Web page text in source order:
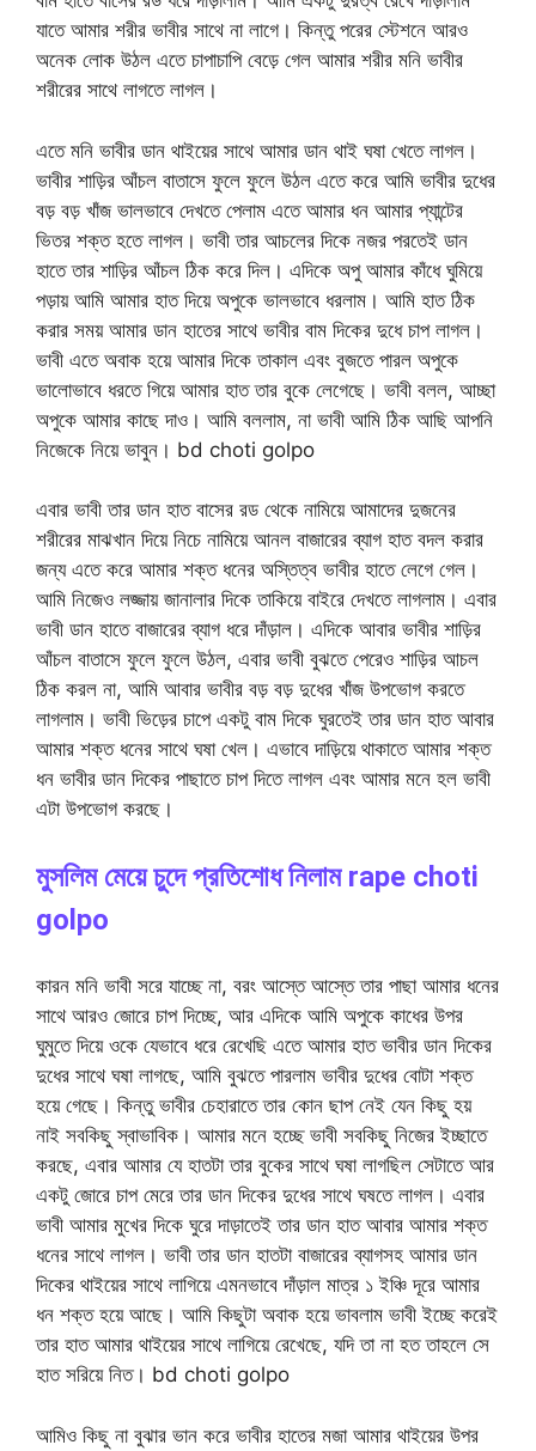
যাতে আমার শরীর ভাবীর সাথে না লাগে। কিন্তু পরের স্টেশনে আরও
অনেক লোক উঠল এতে চাপাচাপি বেড়ে গেল আমার শরীর মনি ভাবীর
শরীরের সাথে লাগতে লাগল।
এতে মনি ভাবীর ডান থাইয়ের সাথে আমার ডান থাই ঘষা খেতে লাগল।
ভাবীর শাড়ির আঁচল বাতাসে ফুলে ফুলে উঠল এতে করে আমি ভাবীর দুধের
বড় বড় খাঁজ ভালভাবে দেখতে পেলাম এতে আমার ধন আমার প্যান্টের
ভিতর শক্ত হতে লাগল। ভাবী তার আচলের দিকে নজর পরতেই ডান
হাতে তার শাড়ির আঁচল ঠিক করে দিল। এদিকে অপু আমার কাঁধে ঘুমিয়ে
পড়ায় আমি আমার হাত দিয়ে অপুকে ভালভাবে ধরলাম। আমি হাত ঠিক
করার সময় আমার ডান হাতের সাথে ভাবীর বাম দিকের দুধে চাপ লাগল।
ভাবী এতে অবাক হয়ে আমার দিকে তাকাল এবং বুজতে পারল অপুকে
ভালোভাবে ধরতে গিয়ে আমার হাত তার বুকে লেগেছে। ভাবী বলল, আচ্ছা
অপুকে আমার কাছে দাও। আমি বললাম, না ভাবী আমি ঠিক আছি আপনি
নিজেকে নিয়ে ভাবুন। bd choti golpo
এবার ভাবী তার ডান হাত বাসের রড থেকে নামিয়ে আমাদের দুজনের
শরীরের মাঝখান দিয়ে নিচে নামিয়ে আনল বাজারের ব্যাগ হাত বদল করার
জন্য এতে করে আমার শক্ত ধনের অস্তিত্ব ভাবীর হাতে লেগে গেল।
আমি নিজেও লজ্জায় জানালার দিকে তাকিয়ে বাইরে দেখতে লাগলাম। এবার
ভাবী ডান হাতে বাজারের ব্যাগ ধরে দাঁড়াল। এদিকে আবার ভাবীর শাড়ির
আঁচল বাতাসে ফুলে ফুলে উঠল, এবার ভাবী বুঝতে পেরেও শাড়ির আচল
ঠিক করল না, আমি আবার ভাবীর বড় বড় দুধের খাঁজ উপভোগ করতে
লাগলাম। ভাবী ভিড়ের চাপে একটু বাম দিকে ঘুরতেই তার ডান হাত আবার
আমার শক্ত ধনের সাথে ঘষা খেল। এভাবে দাড়িয়ে থাকাতে আমার শক্ত
ধন ভাবীর ডান দিকের পাছাতে চাপ দিতে লাগল এবং আমার মনে হল ভাবী
এটা উপভোগ করছে।
মুসলিম মেয়ে চুদে প্রতিশোধ নিলাম rape choti
golpo
কারন মনি ভাবী সরে যাচ্ছে না, বরং আস্তে আস্তে তার পাছা আমার ধনের
সাথে আরও জোরে চাপ দিচ্ছে, আর এদিকে আমি অপুকে কাধের উপর
ঘুমুতে দিয়ে ওকে যেভাবে ধরে রেখেছি এতে আমার হাত ভাবীর ডান দিকের
দুধের সাথে ঘষা লাগছে, আমি বুঝতে পারলাম ভাবীর দুধের বোটা শক্ত
হয়ে গেছে। কিন্তু ভাবীর চেহারাতে তার কোন ছাপ নেই যেন কিছু হয়
নাই সবকিছু স্বাভাবিক। আমার মনে হচ্ছে ভাবী সবকিছু নিজের ইচ্ছাতে
করছে, এবার আমার যে হাতটা তার বুকের সাথে ঘষা লাগছিল সেটাতে আর
একটু জোরে চাপ মেরে তার ডান দিকের দুধের সাথে ঘষতে লাগল। এবার
ভাবী আমার মুখের দিকে ঘুরে দাড়াতেই তার ডান হাত আবার আমার শক্ত
ধনের সাথে লাগল। ভাবী তার ডান হাতটা বাজারের ব্যাগসহ আমার ডান
দিকের থাইয়ের সাথে লাগিয়ে এমনভাবে দাঁড়াল মাত্র ১ ইঞ্চি দূরে আমার
ধন শক্ত হয়ে আছে। আমি কিছুটা অবাক হয়ে ভাবলাম ভাবী ইচ্ছে করেই
তার হাত আমার থাইয়ের সাথে লাগিয়ে রেখেছে, যদি তা না হত তাহলে সে
হাত সরিয়ে নিত। bd choti golpo
আমিও কিছু না বুঝার ভান করে ভাবীর হাতের মজা আমার থাইয়ের উপর